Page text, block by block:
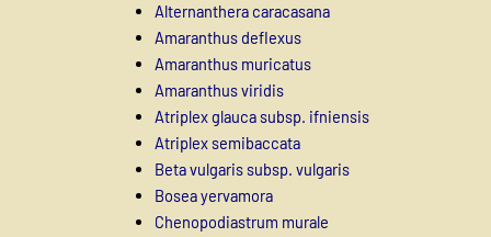
Alternanthera caracasana
Amaranthus deflexus
Amaranthus muricatus
Amaranthus viridis
Atriplex glauca subsp. ifniensis
Atriplex semibaccata
Beta vulgaris subsp. vulgaris
Bosea yervamora
Chenopodiastrum murale